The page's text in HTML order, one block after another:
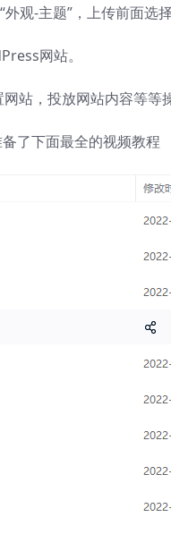
观-主题”，上传前面选
网站。
站，投放网站内容等等
了下面最全的视频教程